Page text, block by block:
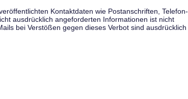
Kontaktdaten wie Postanschriften, Telefon-
ausdrücklich angeforderten Informationen ist nicht
bei Verstößen gegen dieses Verbot sind ausdrücklich